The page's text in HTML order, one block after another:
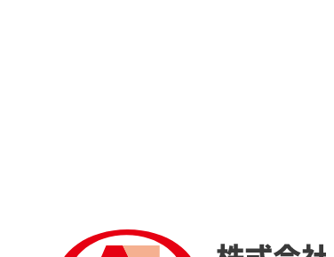
024-937-0333